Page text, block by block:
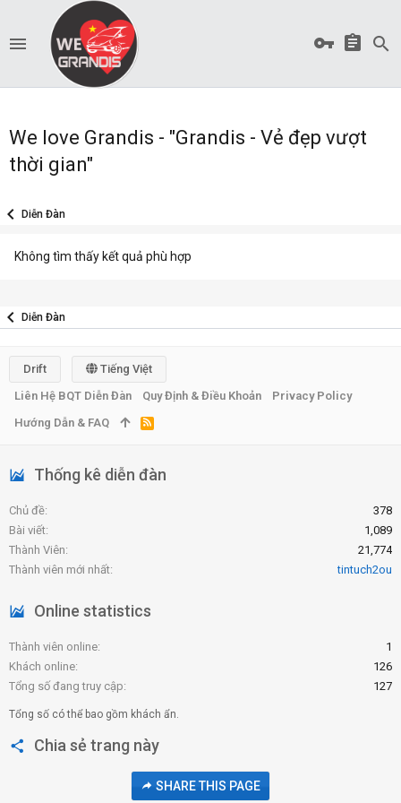
We love Grandis - "Grandis - Vẻ đẹp vượt
thời gian"
Diễn Đàn
Không tìm thấy kết quả phù hợp
Diễn Đàn
Thống kê diễn đàn
Chủ đề
378
Bài viết
1,089
Thành Viên
21,774
Thành viên mới nhất
tintuch2ou
Online statistics
Thành viên online
1
Khách online
126
Tổng số đang truy cập
127
Tổng số có thể bao gồm khách ẩn.
Chia sẻ trang này
SHARE THIS PAGE
Drift
Tiếng Việt
Liên Hệ BQT Diễn Đàn
Quy Định & Điều Khoản
Privacy Policy
Hướng Dẫn & FAQ
R
S